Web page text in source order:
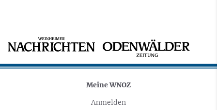
Meine WNOZ
Anmelden